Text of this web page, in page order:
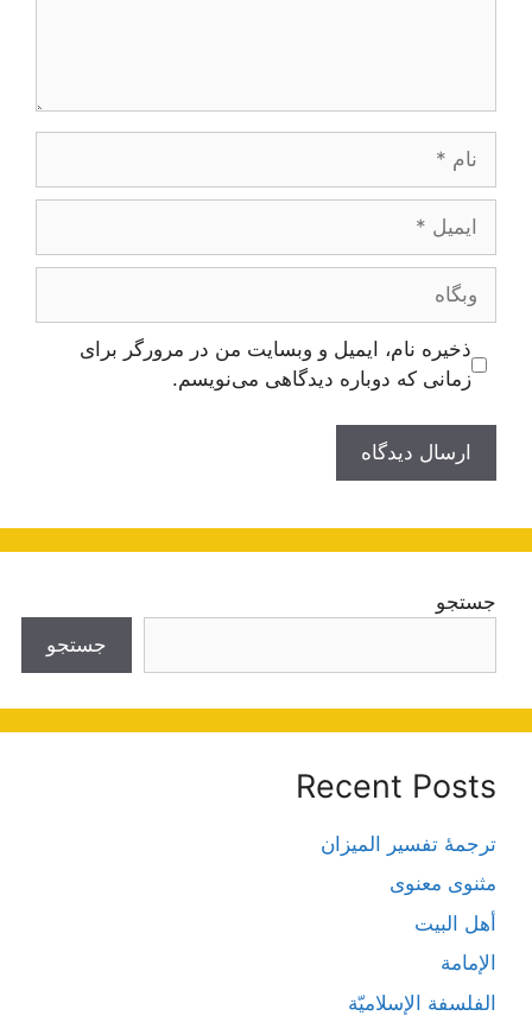
ایمیل
وبگاه
ذخیره نام، ایمیل و وبسایت من در مرورگر برای
زمانی که دوباره دیدگاهی می‌نویسم.
جستجو
جستجو
Recent Posts
ترجمۀ تفسیر المیزان
مثنوی معنوی
أهل البيت
الإمامة
الفلسفة الإسلاميّة